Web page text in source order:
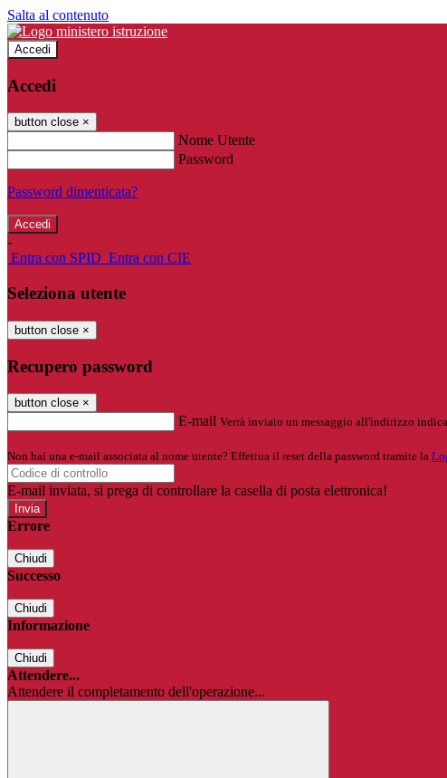
Salta al contenuto
Accedi
Accedi
button close ×
Nome Utente
Password
Password dimenticata?
-
Entra con SPID Entra con CIE
Seleziona utente
button close ×
Recupero password
button close ×
E-mail Verrà inviato un messaggio all'indirizzo
Non hai una e-mail associata al nome utente? Effettua il reset della password tramite la
E-mail inviata, si prega di controllare la casella di posta elettronica!
Errore
Chiudi
Successo
Chiudi
Informazione
Chiudi
Attendere...
Attendere il completamento dell'operazione...